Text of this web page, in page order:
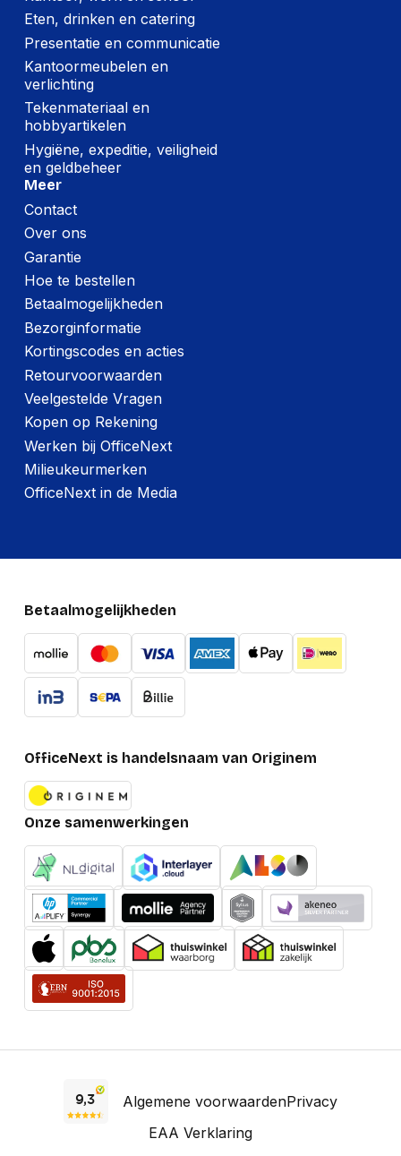
Eten, drinken en catering
Presentatie en communicatie
Kantoormeubelen en
verlichting
Tekenmateriaal en
hobbyartikelen
Hygiëne, expeditie, veiligheid
en geldbeheer
Meer
Contact
Over ons
Garantie
Hoe te bestellen
Betaalmogelijkheden
Bezorginformatie
Kortingscodes en acties
Retourvoorwaarden
Veelgestelde Vragen
Kopen op Rekening
Werken bij OfficeNext
Milieukeurmerken
OfficeNext in de Media
Betaalmogelijkheden
OfficeNext is handelsnaam van Originem
Onze samenwerkingen
Algemene voorwaardenPrivacy
EAA Verklaring